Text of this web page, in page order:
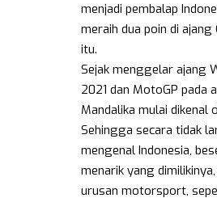
menjadi pembalap
meraih dua poin di
itu.
Sejak menggelar ajang
2021 dan MotoGP pada
Mandalika mulai dikenal
Sehingga secara tidak
mengenal Indonesia,
menarik yang
urusan motorsport,